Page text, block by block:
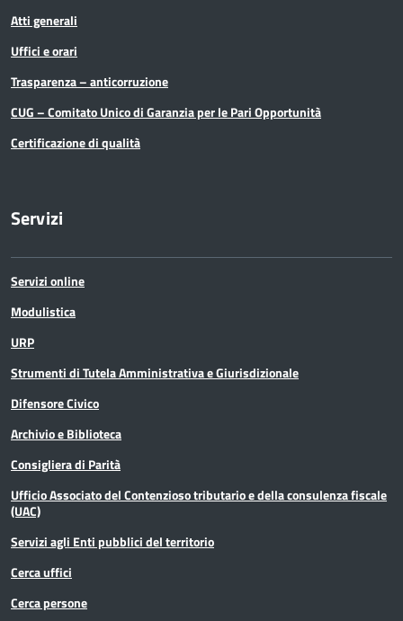
Atti generali
Uffici e orari
Trasparenza – anticorruzione
CUG – Comitato Unico di Garanzia per le Pari Opportunità
Certificazione di qualità
Servizi
Servizi online
Modulistica
URP
Strumenti di Tutela Amministrativa e Giurisdizionale
Difensore Civico
Archivio e Biblioteca
Consigliera di Parità
Ufficio Associato del Contenzioso tributario e della consulenza fiscale
(UAC)
Servizi agli Enti pubblici del territorio
Cerca uffici
Cerca persone